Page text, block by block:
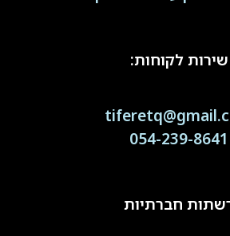
שירות לקוחות:
054-239-8641
חברתיות